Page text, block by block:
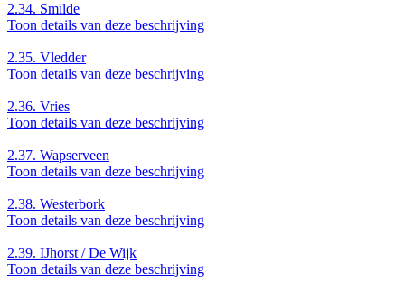
2.34. Smilde
Toon details van deze beschrijving
2.35. Vledder
Toon details van deze beschrijving
2.36. Vries
Toon details van deze beschrijving
2.37. Wapserveen
Toon details van deze beschrijving
2.38. Westerbork
Toon details van deze beschrijving
2.39. IJhorst / De Wijk
Toon details van deze beschrijving